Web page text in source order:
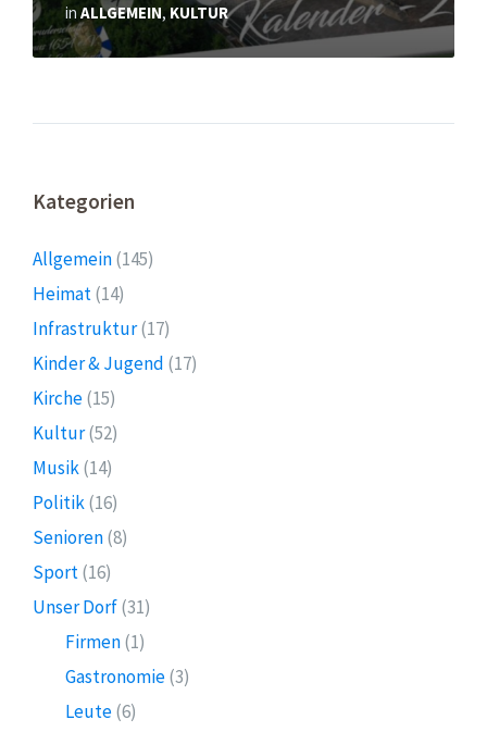
in ALLGEMEIN, KULTUR
Kategorien
Allgemein(145)
Heimat(14)
Infrastruktur(17)
Kinder & Jugend (17)
Kirche(15)
Kultur(52)
Musik(14)
Politik(16)
Senioren(8)
Sport(16)
Unser Dorf(31)
Firmen(1)
Gastronomie(3)
Leute(6)